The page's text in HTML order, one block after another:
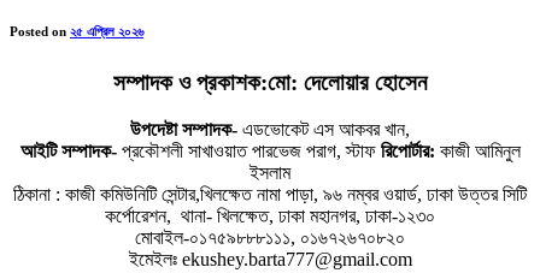
Posted on ২৫ এপ্রিল ২০২৬
সম্পাদক ও প্রকাশক:মো: দেলোয়ার হোসেন
উপদেষ্টা সম্পাদক- এডভোকেট এস আকবর খান,
আইটি সম্পাদক-প্রকৌশলী সাখাওয়াত পারভেজ পরাগ, স্টাফ রিপোর্টার: কাজী আমিনুল
ইসলাম
ঠিকানা : কাজী কমিউনিটি সেন্টার,খিলক্ষেত নামা পাড়া, ৯৬ নম্বর ওয়ার্ড, ঢাকা উত্তর সিটি
কর্পোরেশন, থানা- খিলক্ষেত, ঢাকা মহানগর, ঢাকা-১২৩০
মোবাইল-০১৭৫৯৮৮৮১১১, ০১৬৭২৬৭০৮২০
ইমেইলঃ ekushey.barta777@gmail.com